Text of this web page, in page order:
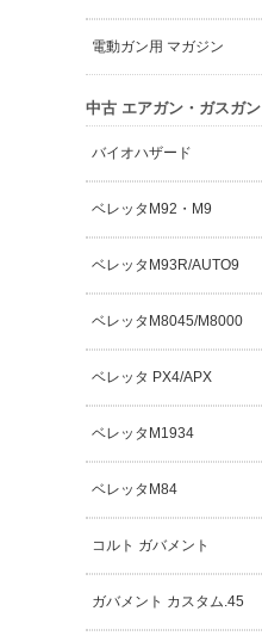
電動ガン用 マガジン
中古 エアガン・ガスガン
バイオハザード
ベレッタM92・M9
ベレッタM93R/AUTO9
ベレッタM8045/M8000
ベレッタ PX4/APX
ベレッタM1934
ベレッタM84
コルト ガバメント
ガバメント カスタム.45